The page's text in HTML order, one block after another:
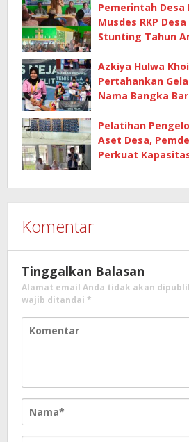
Pemerintah Desa
Musdes RKP
Stunting Tahun
Azkiya Hulwa
Pertahankan
Nama Bangka
Pelatihan
Aset Desa,
Perkuat
Komentar
Tinggalkan Balasan
Alamat email Anda tidak akan
wajib ditandai *